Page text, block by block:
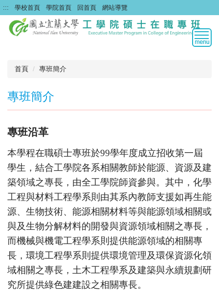
跳
到
主
::: 學校首頁 學院首頁 回首頁 網站導覽
首頁 專班簡介
專班簡介
專班沿革
本學程在職碩士專班於99學年度成立招收第一屆
學生，結合工學院各系相關教師於能源、資源及建
築領域之專長，由全工學院師資參與。其中，化學
工程與材料工程學系則由其系內教師支援如再生能
源、生物技術、能源相關材料等與能源領域相關或
與及生物分解材料的開發與資源領域相關之專長，
而機械與機電工程學系則提供能源領域的相關專
長，環境工程學系則提供環境管理及環保資源化領
域相關之專長，土木工程學系及建築與永續規劃研
究所提供綠色建建設之相關專長。